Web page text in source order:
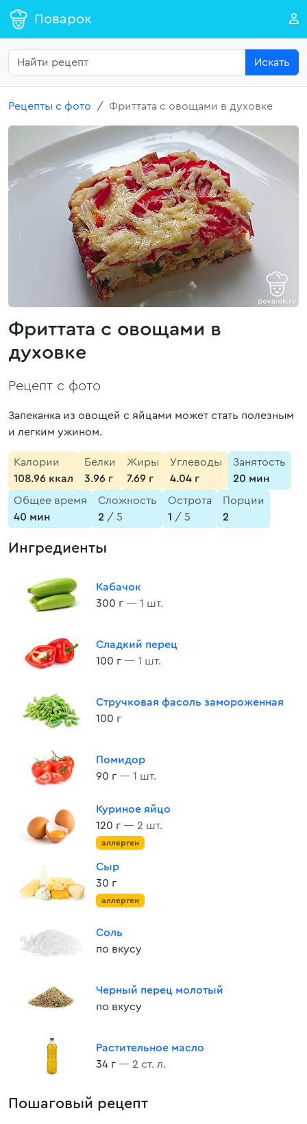
Поварок
Искать
Рецепты с фото Фриттата с овощами в духовке
Фриттата с овощами в
духовке
Рецепт с фото
Запеканка из овощей с яйцами может стать полезным
и легким ужином.
Калории
108.96 ккал
Белки
3.96 г
Жиры
7.69 г
Углеводы
4.04 г
Занятость
20 мин
Общее время
40 мин
Сложность
2 / 5
Острота
1 / 5
Порции
2
Ингредиенты
Кабачок
300 г — 1 шт.
Сладкий перец
100 г — 1 шт.
Стручковая фасоль замороженная
100 г
Помидор
90 г — 1 шт.
Куриное яйцо
120 г — 2 шт.
аллерген
Сыр
30 г
аллерген
Соль
по вкусу
Черный перец молотый
по вкусу
Растительное масло
34 г — 2 ст. л.
Пошаговый рецепт